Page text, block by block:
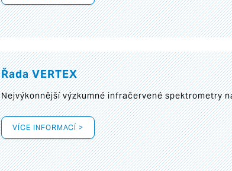
Řada VERTEX
Nejvýkonnější výzkumné infračervené spektrometry
VÍCE INFORMACÍ >